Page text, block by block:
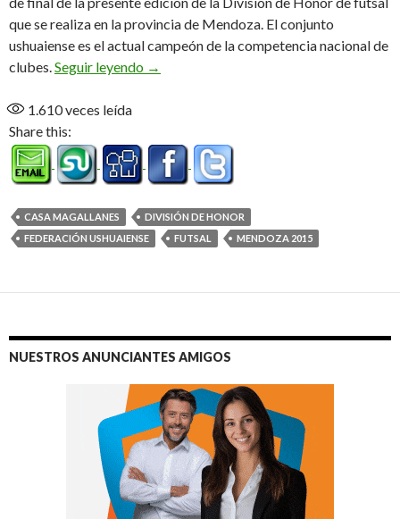
que se realiza en la provincia de Mendoza. El conjunto
ushuaiense es el actual campeón de la competencia nacional de
clubes.Seguir leyendo El campeón da pelea
→
1.610veces leída
Share this:
CASA MAGALLANES
DIVISIÓN DE HONOR
FEDERACIÓN USHUAIENSE
FUTSAL MENDOZA 2015
NUESTROS ANUNCIANTES AMIGOS